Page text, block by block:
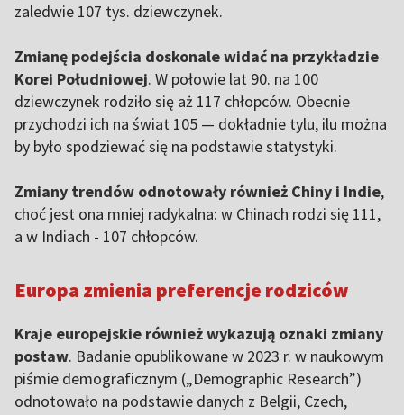
zaledwie 107 tys. dziewczynek.
Zmianę podejścia doskonale widać na przykładzie
Korei Południowej. W połowie lat 90. na 100
dziewczynek rodziło się aż 117 chłopców. Obecnie
przychodzi ich na świat 105 — dokładnie tylu, ilu można
by było spodziewać się na podstawie statystyki.
Zmiany trendów odnotowały również Chiny i Indie,
choć jest ona mniej radykalna: w Chinach rodzi się 111,
a w Indiach - 107 chłopców.
Europa zmienia preferencje rodziców
Kraje europejskie również wykazują oznaki zmiany
postaw. Badanie opublikowane w 2023 r. w naukowym
piśmie demograficznym („Demographic Research”)
odnotowało na podstawie danych z Belgii, Czech,